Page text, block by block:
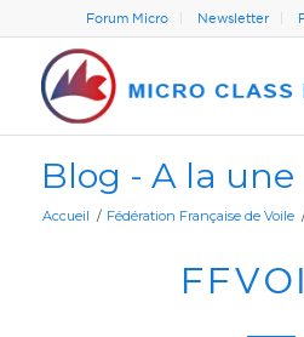
Forum Micro Newsletter
Blog - A la une
Accueil / Fédération Française de Voile